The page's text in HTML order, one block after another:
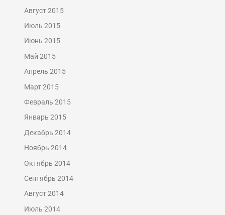
Август 2015
Июль 2015
Июнь 2015
Май 2015
Апрель 2015
Март 2015
Февраль 2015
Январь 2015
Декабрь 2014
Ноябрь 2014
Октябрь 2014
Сентябрь 2014
Август 2014
Июль 2014